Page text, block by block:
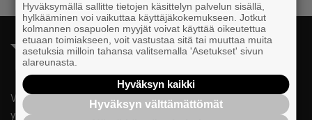
Valtakunnallista, alueellista ja paikallista vaikuttamista pk-
yrittäjien puolesta.
Hyväksymällä sallitte tietojen käsittelyn palvelun sisällä,
hylkääminen voi vaikuttaa käyttäjäkokemukseen. Jotkut
kolmannen osapuolen myyjät voivat käyttää oikeutettua
etuaan toimiakseen, voit vastustaa sitä tai muuttaa muita
asetuksia milloin tahansa valitsemalla 'Asetukset' sivun
alareunasta.
Hyväksyn kaikki
Hyväksyn välttämättömät